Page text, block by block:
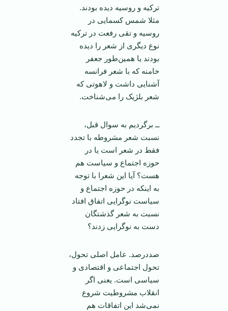
ترکیه و روسیه دیده بودند.
مثلا شمس کسمایی در
روسیه و تقی رفعت در ترکیه
نوع دیگری از شعر را دیده
بودند یا همین‌طور جعفر
خامنه که با شعر فرانسه
آشنایی داشت و لاهوتی که
شعر بلژیک را می‌شناخت.
ــ برگردیم به سوال قبل،
نسبت شعر مشروطه با تجدد
فقط در شعر است یا در
حوزه اجتماع و سیاست هم
هست؟ آیا این شعرا با توجه
به اینکه در حوزه اجتماع و
سیاست نوگرایی اتفاق افتاد
نسبت به شعر گذشتگان
دست به نوگرایی زدند؟
صددرصد. عامل اصلی تحول،
تحول اجتماعی و اقتصادی و
سیاسی است. یعنی اگر
انقلاب مشروطیت شروع
نمی‌شد این اتفاقات هم